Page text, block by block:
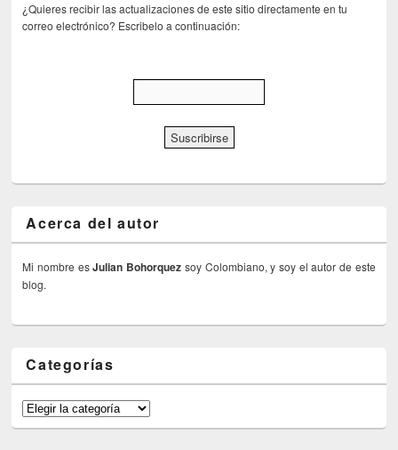
¿Quieres recibir las actualizaciones de este sitio directamente en tu
correo electrónico? Escribelo a continuación:
Acerca del autor
Mi nombre esJulian Bohorquez soy Colombiano, y soy el autor de este
blog.
Categorías
Categorías